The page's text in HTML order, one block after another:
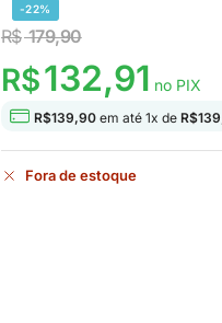
-22%
R$179,90
R$132,91 no PIX
R$139,90em até 1x de R$
Fora de estoque